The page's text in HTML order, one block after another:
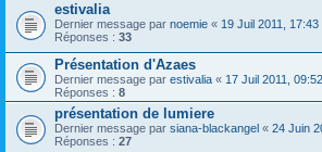
estivalia
Dernier message par noemie « 19 Juil 2011, 17:43
Réponses : 33
Présentation d'Azaes
Dernier message par estivalia « 17 Juil 2011, 09:52
Réponses : 8
présentation de lumiere
Dernier message par siana-blackangel « 24 Juin
Réponses : 27